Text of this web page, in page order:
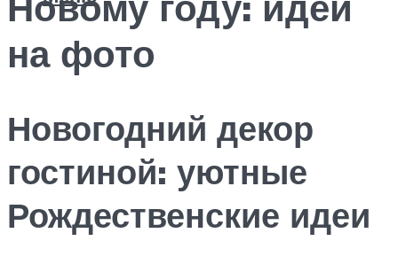
на фото
Новогодний декор
гостиной: уютные
Рождественские идеи